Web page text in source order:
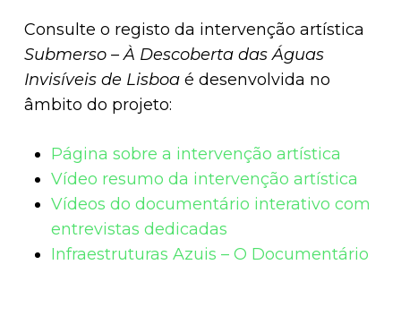
Consulte o registo da intervenção artística
Submerso – À Descoberta das Águas
Invisíveis de Lisboaé desenvolvida no
âmbito do projeto:
Página sobre a intervenção artística
Vídeo resumo da intervenção artística
Vídeos do documentário interativo com
entrevistas dedicadas
Infraestruturas Azuis – O Documentário